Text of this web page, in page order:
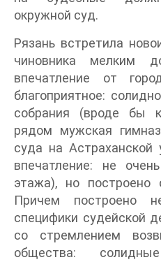
окружной суд.
Рязань встретила
чиновника мелким
впечатление от
благоприятное:
собрания (вроде бы
рядом мужская
суда на Астраханской
впечатление: не
этажа), но построено
Причем построено
специфики судейской
со стремлением
общества: